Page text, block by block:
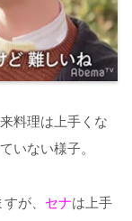
料理は上手くな
いない様子。
が、 セナは上手